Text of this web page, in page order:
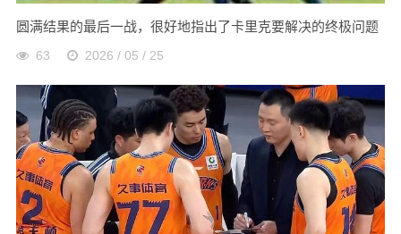
圆满结果的最后一战，很好地指出了卡里克要解决的终极问题
63 2026 / 05 / 25